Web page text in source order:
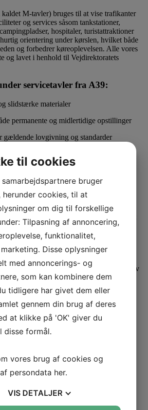
kaldet M‑tavler) bruges til at vise trafikanter
og services såsom tankstationer,
hospitaler, turistattraktioner
orientering under kørslen, hvilket både
og forbedrer køreoplevelsen. Alle vores
og lavet i henhold til Vejdirektoratets
servicetavler fra A39:
slidstærke materialer
permanente og midlertidige opstillinger
gældende lovgivning og standarder
servicetavler
ved motorveje, landeveje, rastepladser,
og naturområder, hvor de hjælper med at
information til både lokale og
se listen med samtlige godkendte
er udført i 2 mm søvandsbestandig
reflekstype 3. Opfylder gældende krav
opsætningsudstyrher
til cookies
bruger
herunder cookies, til at
om dig til forskellige
Tilpasning af annoncering,
funktionalitet,
Disse oplysninger
med annoncerings- og
som kan kombinere dem
tidligere har givet dem eller
gennem din brug af deres
at klikke på 'OK' giver du
disse formål.
vores brug af cookies og
persondata her.
VIS DETALJER